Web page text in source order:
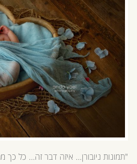
"תמונות ניובורן… איזה דבר זה… כל כך